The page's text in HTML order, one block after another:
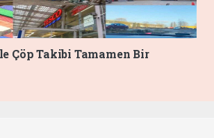
Çöp Takibi Tamamen Bir